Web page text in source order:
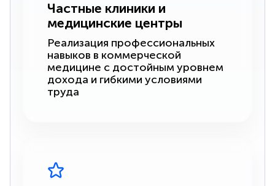
Частные клиники и
медицинские центры
Реализация профессиональных
навыков в коммерческой
медицине с достойным уровнем
дохода и гибкими условиями
труда